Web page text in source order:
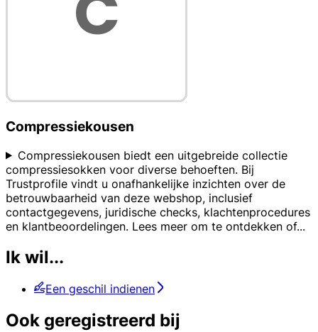
Compressiekousen
Compressiekousen biedt een uitgebreide collectie
compressiesokken voor diverse behoeften. Bij
Trustprofile vindt u onafhankelijke inzichten over de
betrouwbaarheid van deze webshop, inclusief
contactgegevens, juridische checks, klachtenprocedures
en klantbeoordelingen. Lees meer om te ontdekken of...
Ik wil...
Een geschil indienen
Ook geregistreerd bij